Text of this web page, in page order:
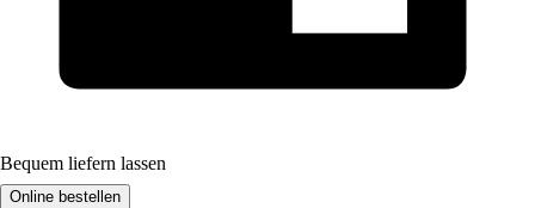
Bequem liefern lassen
Online bestellen